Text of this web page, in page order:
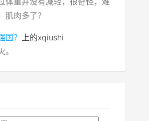
肌肉多了？
国？ 上的xqiushi